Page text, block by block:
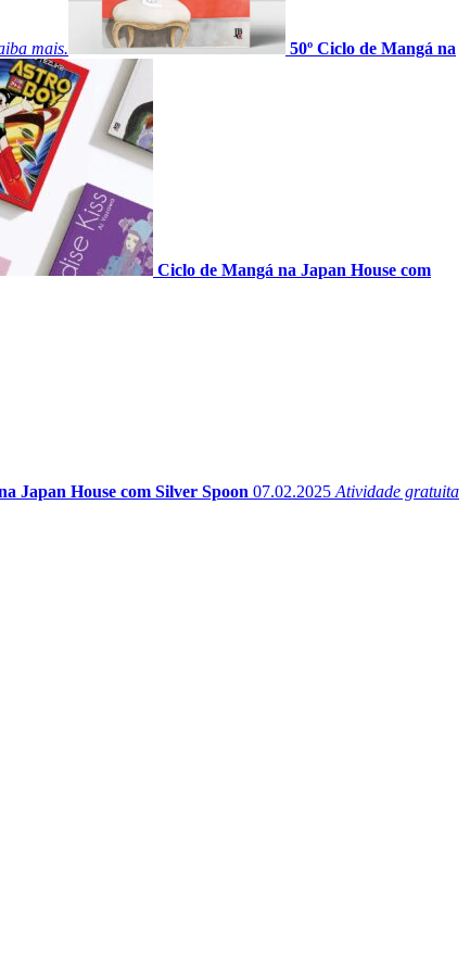
mais. 50º Ciclo de Mangá na
Ciclo de Mangá na Japan House com
Japan House com Silver Spoon 07.02.2025 Atividade gratuita